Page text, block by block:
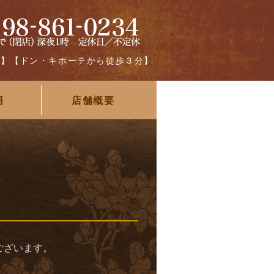
【ドン・キホーテから徒歩３分】
店舗概要
います。